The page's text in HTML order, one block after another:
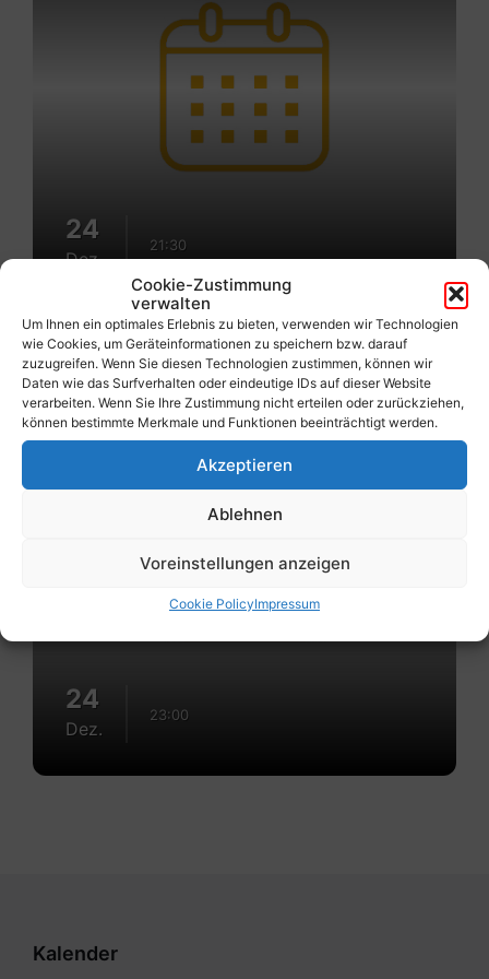
Cookie-Zustimmung
verwalten
Um Ihnen ein optimales Erlebnis zu bieten, verwenden wir Technologien
wie Cookies, um Geräteinformationen zu speichern bzw. darauf
zuzugreifen. Wenn Sie diesen Technologien zustimmen, können wir
Daten wie das Surfverhalten oder eindeutige IDs auf dieser Website
verarbeiten. Wenn Sie Ihre Zustimmung nicht erteilen oder zurückziehen,
können bestimmte Merkmale und Funktionen beeinträchtigt werden.
Akzeptieren
Ablehnen
Voreinstellungen anzeigen
Cookie PolicyImpressum
24
Dez.
21:30
Christmette Penk
24
Dez.
23:00
Mehr
erfahren
Kalender